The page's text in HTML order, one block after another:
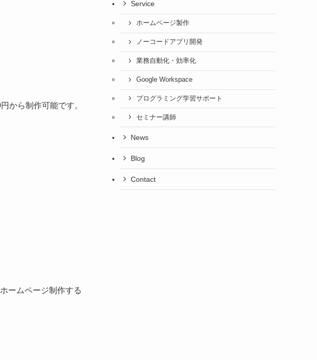
から制作可能です。
ームページ制作する
Service
ホームページ製作
ノーコードアプリ開発
業務自動化・効率化
Google Workspace
プログラミング学習サポート
セミナー講師
News
Blog
Contact